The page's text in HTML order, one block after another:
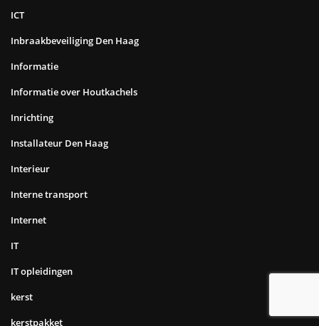
ICT
Inbraakbeveiliging Den Haag
Informatie
Informatie over Houtkachels
Inrichting
Installateur Den Haag
Interieur
Interne transport
Internet
IT
IT opleidingen
kerst
kerstpakket